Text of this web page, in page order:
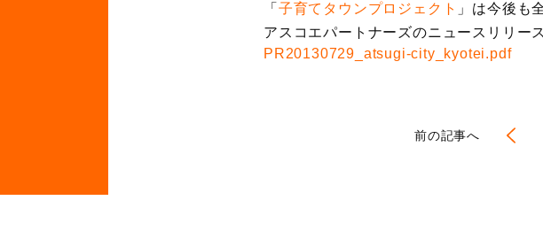
「 子育てタウンプロジェクト 」は今後も
アスコエパートナーズのニュースリリー
PR20130729_atsugi-city_kyotei.pdf
前の記事へ